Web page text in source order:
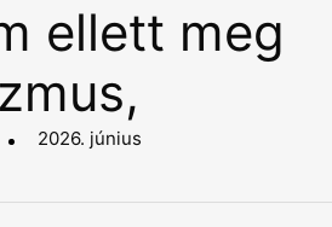
ellett meg
2026. június